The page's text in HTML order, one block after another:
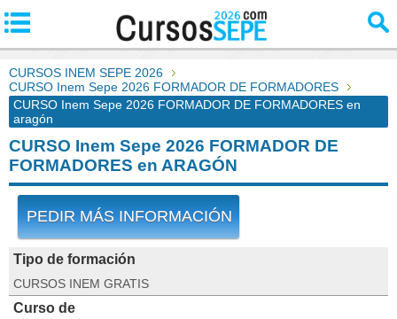
CURSOS INEM SEPE 2026
CURSO Inem Sepe 2026 FORMADOR DE FORMADORES
CURSO Inem Sepe 2026 FORMADOR DE FORMADORES en
aragón
CURSO Inem Sepe 2026 FORMADOR DE
FORMADORES en ARAGÓN
PEDIR MÁS INFORMACIÓN
Tipo de formación
CURSOS INEM GRATIS
Curso de